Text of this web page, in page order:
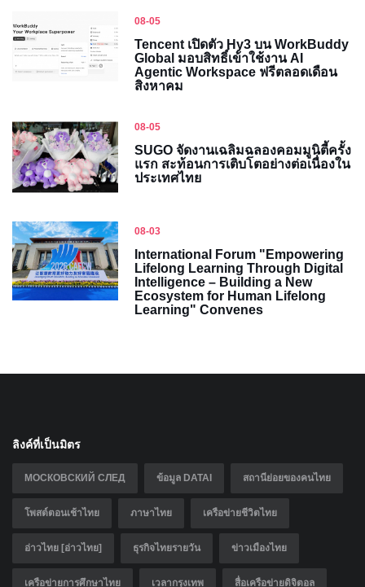
08-05
Tencent เปิดตัว Hy3 บน WorkBuddy
Global มอบสิทธิ์เข้าใช้งาน AI
Agentic Workspace ฟรีตลอดเดือน
สิงหาคม
08-05
SUGO จัดงานเฉลิมฉลองคอมมูนิตี้ครั้ง
แรก สะท้อนการเติบโตอย่างต่อเนื่องใน
ประเทศไทย
08-03
International Forum "Empowering
Lifelong Learning Through Digital
Intelligence – Building a New
Ecosystem for Human Lifelong
Learning" Convenes
ลิงค์ที่เป็นมิตร
МОСКОВСКИЙ СЛЕД ข้อมูล DATAI สถานีย่อยของคนไทย
โพสต์ตอนเช้าไทย ภาษาไทย เครือข่ายชีวิตไทย
อ่าวไทย [อ่าวไทย] ธุรกิจไทยรายวัน ข่าวเมืองไทย
เครือข่ายการศึกษาไทย เวลากรุงเทพ สื่อเครือข่ายดิจิตอล